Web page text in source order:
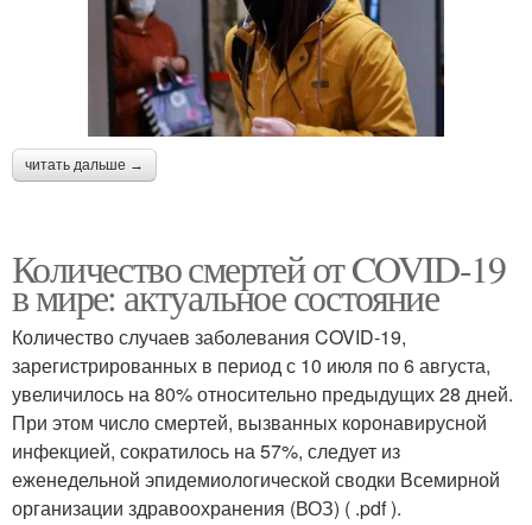
читать дальше →
Количество смертей от COVID-19
в мире: актуальное состояние
Количество случаев заболевания COVID-19,
зарегистрированных в период с 10 июля по 6 августа,
увеличилось на 80% относительно предыдущих 28 дней.
При этом число смертей, вызванных коронавирусной
инфекцией, сократилось на 57%, следует из
еженедельной эпидемиологической сводки Всемирной
организации здравоохранения (ВОЗ) ( .pdf ).